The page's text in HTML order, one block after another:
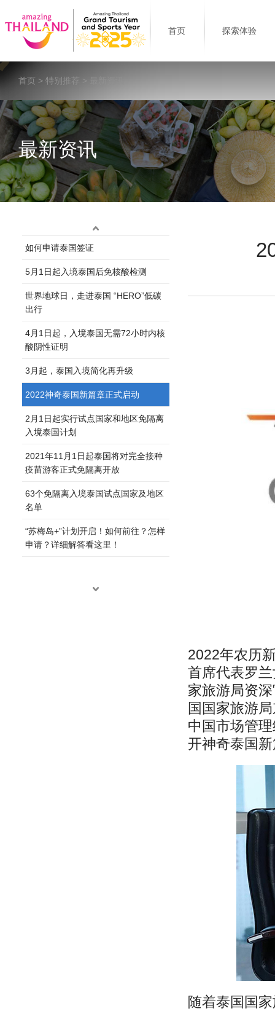
首页 探索体验
首页 > 特别推荐 > 最新资讯
最新资讯
如何申请泰国签证
5月1日起入境泰国后免核酸检测
世界地球日，走进泰国 “HERO”低碳
出行
4月1日起，入境泰国无需72小时内核
酸阴性证明
3月起，泰国入境简化再升级
2022神奇泰国新篇章正式启动
2月1日起实行试点国家和地区免隔离
入境泰国计划
2021年11月1日起泰国将对完全接种
疫苗游客正式免隔离开放
63个免隔离入境泰国试点国家及地区
名单
“苏梅岛+”计划开启！如何前往？怎样
申请？详细解答看这里！
2022年农历
首席代表罗
家旅游局资
国国家旅游
中国市场管
开神奇泰国
随着泰国国